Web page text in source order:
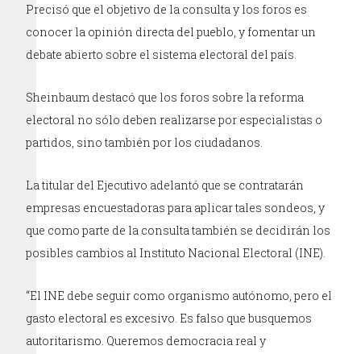
Precisó que el objetivo de la consulta y los foros es
conocer la opinión directa del pueblo, y fomentar un
debate abierto sobre el sistema electoral del país.
Sheinbaum destacó que los foros sobre la reforma
electoral no sólo deben realizarse por especialistas o
partidos, sino también por los ciudadanos.
La titular del Ejecutivo adelantó que se contratarán
empresas encuestadoras para aplicar tales sondeos, y
que como parte de la consulta también se decidirán los
posibles cambios al Instituto Nacional Electoral (INE).
“El INE debe seguir como organismo autónomo, pero el
gasto electoral es excesivo. Es falso que busquemos
autoritarismo. Queremos democracia real y